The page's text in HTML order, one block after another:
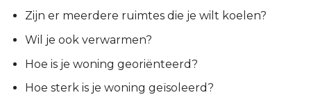
Zijn er meerdere ruimtes die je wilt koelen?
Wil je ook verwarmen?
Hoe is je woning georiënteerd?
Hoe sterk is je woning geïsoleerd?